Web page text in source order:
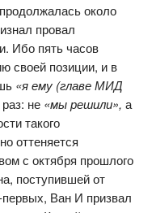
около
провал
Ибо пять часов
своей позиции, и в
«я ему (главе МИД
не «мы решили», а
такого
оттеняется
с октября прошлого
поступившей от
Ван И призвал